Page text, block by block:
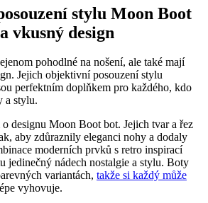
⁤stylu Moon Boot
vkusný design
pohodlné na nošení,​ ale také mají
⁣Jejich objektivní posouzení stylu
​perfektním doplňkem pro každého, kdo
a stylu.
designu‍ Moon Boot bot. Jejich ‍tvar a řez
aby zdůraznily ⁢eleganci ⁢nohy a dodaly
moderních prvků s ​retro inspirací
jedinečný nádech ⁣nostalgie a stylu.‍ Boty
variantách, takže si‍ každý může
vyhovuje.